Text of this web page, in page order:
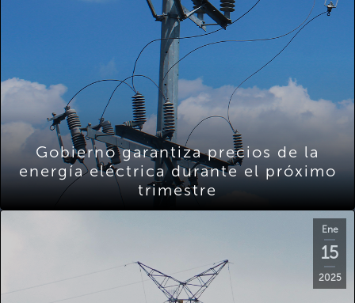
Gobierno garantiza precios de la
energía eléctrica durante el próximo
trimestre
Ene
15
2025